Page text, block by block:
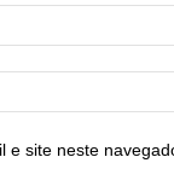
e site neste